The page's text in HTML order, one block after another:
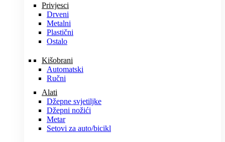
Privjesci
Drveni
Metalni
Plastični
Ostalo
Kišobrani
Automatski
Ručni
Alati
Džepne svjetiljke
Džepni nožići
Metar
Setovi za auto/bicikl